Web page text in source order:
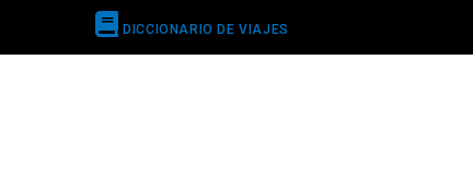
DICCIONARIO DE VIAJES